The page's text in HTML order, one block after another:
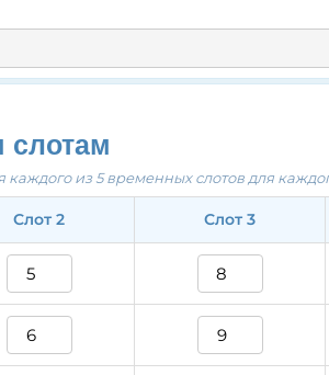
временного слота в разные дни
в течение 10-минутного
окупаемости.
слотам
из 5 временных слотов для
Слот 2 Слот 3